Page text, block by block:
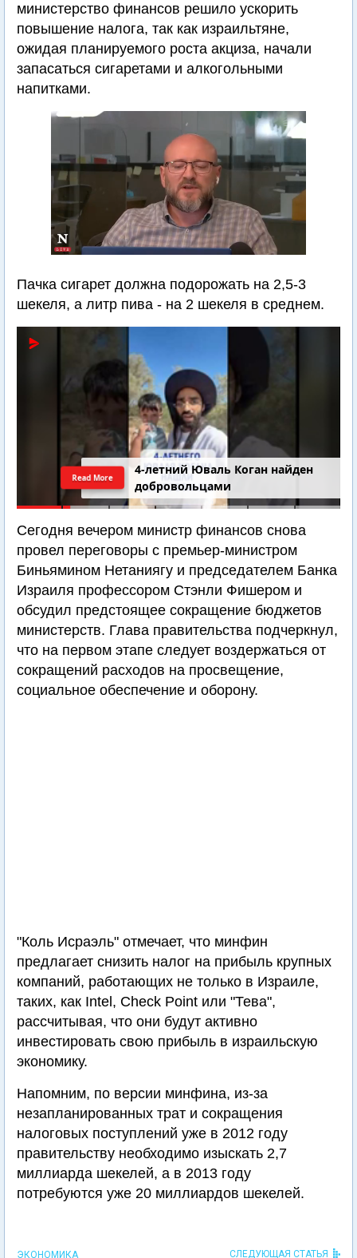
министерство финансов решило ускорить
повышение налога, так как израильтяне,
ожидая планируемого роста акциза, начали
запасаться сигаретами и алкогольными
напитками.
Пачка сигарет должна подорожать на 2,5-3
шекеля, а литр пива - на 2 шекеля в среднем.
4-летний Юваль Коган найден
добровольцами
Read More
Сегодня вечером министр финансов снова
провел переговоры с премьер-министром
Биньямином Нетаниягу и председателем Банка
Израиля профессором Стэнли Фишером и
обсудил предстоящее сокращение бюджетов
министерств. Глава правительства подчеркнул,
что на первом этапе следует воздержаться от
сокращений расходов на просвещение,
социальное обеспечение и оборону.
"Коль Исраэль" отмечает, что минфин
предлагает снизить налог на прибыль крупных
компаний, работающих не только в Израиле,
таких, как Intel, Check Point или "Тева",
рассчитывая, что они будут активно
инвестировать свою прибыль в израильскую
экономику.
Напомним, по версии минфина, из-за
незапланированных трат и сокращения
налоговых поступлений уже в 2012 году
правительству необходимо изыскать 2,7
миллиарда шекелей, а в 2013 году
потребуются уже 20 миллиардов шекелей.
ЭКОНОМИКА СЛЕДУЮЩАЯ СТАТЬЯ